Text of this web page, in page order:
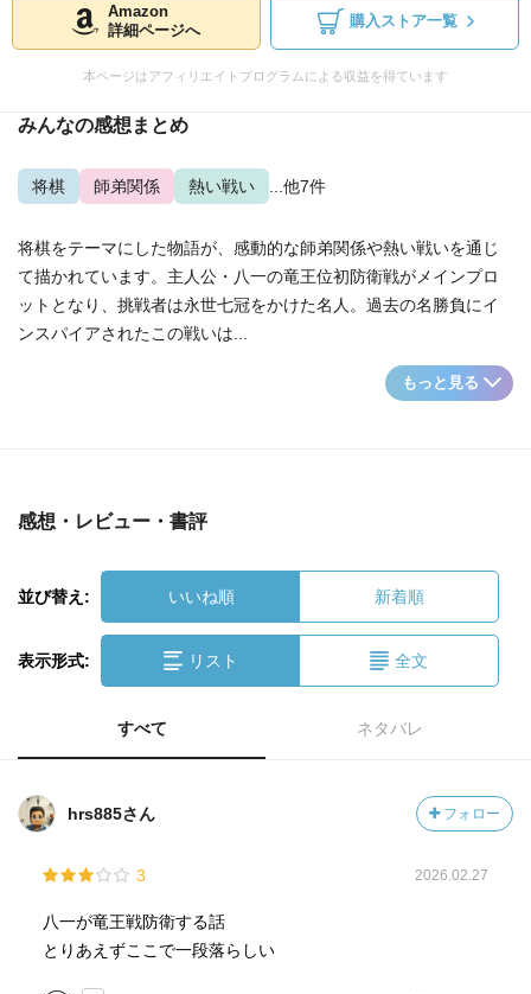
Amazon
詳細ページへ
購入ストア一覧
本ページはアフィリエイトプログラムによる収益を得ています
みんなの感想まとめ
将棋 師弟関係 熱い戦い ...他7件
将棋をテーマにした物語が、感動的な師弟関係や熱い戦いを通じ
て描かれています。主人公・八一の竜王位初防衛戦がメインプロ
ットとなり、挑戦者は永世七冠をかけた名人。過去の名勝負にイ
ンスパイアされたこの戦いは...
もっと見る
感想・レビュー・書評
並び替え: いいね順 新着順
表示形式: リスト 全文
すべて ネタバレ
hrs885さん フォロー
3 2026.02.27
八一が竜王戦防衛する話
とりあえずここで一段落らしい